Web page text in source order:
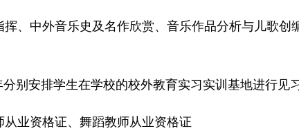
、中外音乐史及名作欣赏、音乐作品分析与儿歌
别安排学生在学校的校外教育实习实训基地进行见
业资格证、舞蹈教师从业资格证